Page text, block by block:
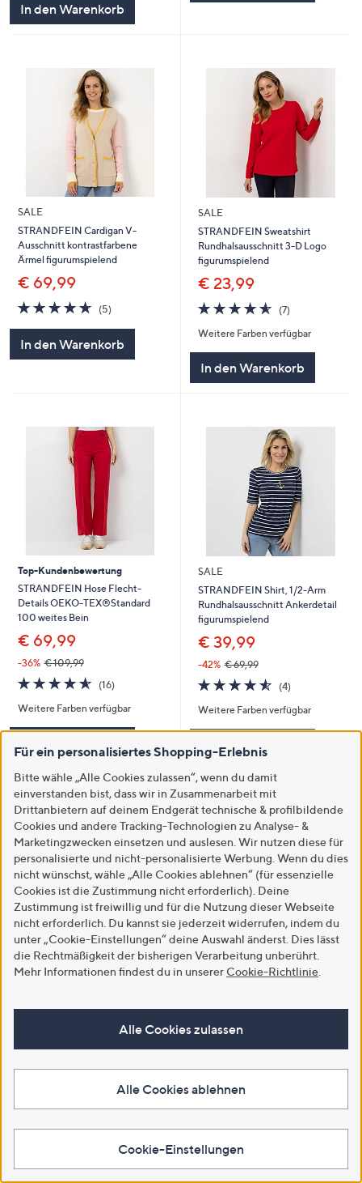
In den Warenkorb
SALE
STRANDFEIN Cardigan V-
Ausschnitt kontrastfarbene
Ärmel figurumspielend
€ 69,99
4.6
von
(5)
In den Warenkorb
SALE
STRANDFEIN Sweatshirt
Rundhalsausschnitt 3-D Logo
figurumspielend
€ 23,99
4.6
von
5
(7)
Weitere Farben verfügbar
In den Warenkorb
Top-Kundenbewertung
STRANDFEIN Hose Flecht-
Details OEKO-TEX®Standard
100 weites Bein
€ 69,99
-36% € 109,99
4.6
von
5
(16)
Weitere Farben verfügbar
SALE
STRANDFEIN Shirt, 1/2-Arm
Rundhalsausschnitt Ankerdetail
figurumspielend
€ 39,99
-42% € 69,99
4.5
von
5
(4)
Weitere Farben verfügbar
In den Warenkorb
SALE
STRANDFEIN Sweatshirt
5
Weitere Farben verfügbar
SALE
STRANDFEIN Pullover V-
Ausschnitt Polo-Kragen
5
Für ein personalisiertes Shopping-Erlebnis
Bitte wähle „Alle Cookies zulassen“, wenn du damit
einverstanden bist, dass wir in Zusammenarbeit mit
Drittanbietern auf deinem Endgerät technische & profilbildende
Cookies und andere Tracking-Technologien zu Analyse- &
Marketingzwecken einsetzen und auslesen. Wir nutzen diese für
personalisierte und nicht-personalisierte Werbung. Wenn du dies
nicht wünschst, wähle „Alle Cookies ablehnen“ (für essenzielle
Cookies ist die Zustimmung nicht erforderlich). Deine
Zustimmung ist freiwillig und für die Nutzung dieser Webseite
nicht erforderlich. Du kannst sie jederzeit widerrufen, indem du
unter „Cookie-Einstellungen“ deine Auswahl änderst. Dies lässt
die Rechtmäßigkeit der bisherigen Verarbeitung unberührt.
Mehr Informationen findest du in unserer Cookie-Richtlinie
Alle Cookies zulassen
Alle Cookies ablehnen
Cookie-Einstellungen